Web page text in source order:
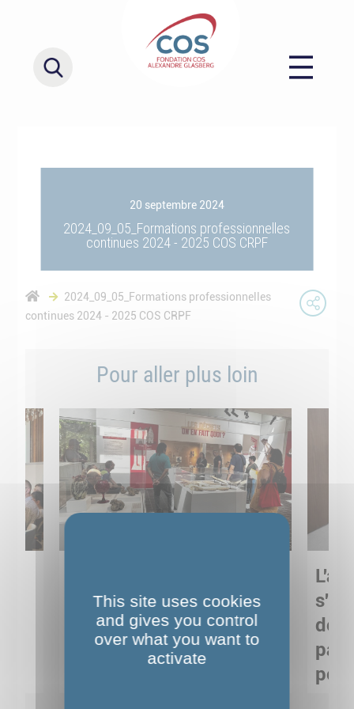
20 septembre 2024
2024_09_05_Formations professionnelles
continues 2024 - 2025 COS CRPF
2024_09_05_Formations professionnelles
continues 2024 - 2025 COS CRPF
Pour aller plus loin
Musée de Préhistoire de
Nemours : apprendre
autrement grâce à la
de
This site uses cookies
and gives you control
over what you want to
activate